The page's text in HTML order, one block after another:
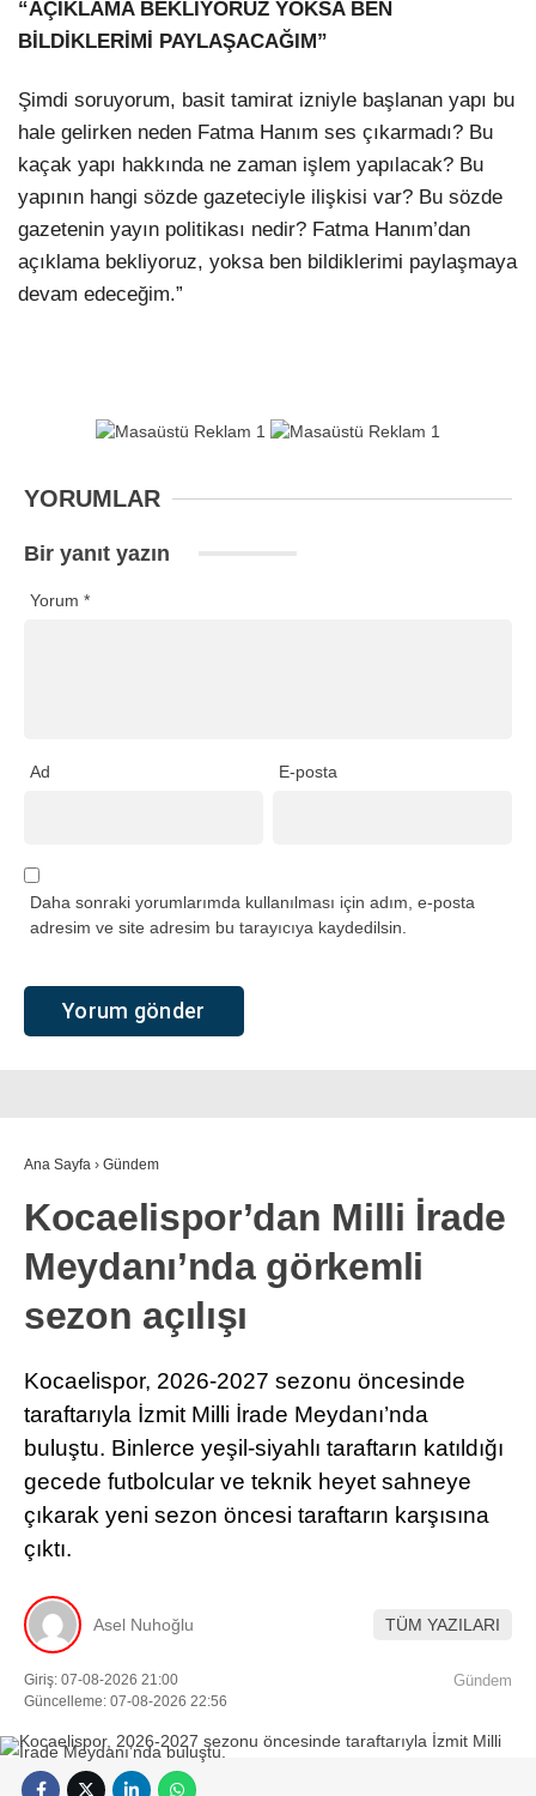
“AÇIKLAMA BEKLİYORUZ YOKSA BEN
BİLDİKLERİMİ PAYLAŞACAĞIM”
Şimdi soruyorum, basit tamirat izniyle başlanan yapı bu
hale gelirken neden Fatma Hanım ses çıkarmadı? Bu
kaçak yapı hakkında ne zaman işlem yapılacak? Bu
yapının hangi sözde gazeteciyle ilişkisi var? Bu sözde
gazetenin yayın politikası nedir? Fatma Hanım’dan
açıklama bekliyoruz, yoksa ben bildiklerimi paylaşmaya
devam edeceğim.”
YORUMLAR
Bir yanıt yazın
Yorum *
Ad E-posta
Daha sonraki yorumlarımda kullanılması için adım, e-posta
adresim ve site adresim bu tarayıcıya kaydedilsin.
Ana Sayfa › Gündem
Kocaelispor’dan Milli İrade
Meydanı’nda görkemli
sezon açılışı
Kocaelispor, 2026-2027 sezonu öncesinde
taraftarıyla İzmit Milli İrade Meydanı’nda
buluştu. Binlerce yeşil-siyahlı taraftarın katıldığı
gecede futbolcular ve teknik heyet sahneye
çıkarak yeni sezon öncesi taraftarın karşısına
çıktı.
Asel Nuhoğlu TÜM YAZILARI
Giriş: 07-08-2026 21:00
Güncelleme: 07-08-2026 22:56
Gündem